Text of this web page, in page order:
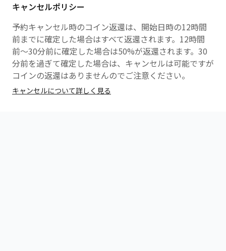
20分前にご来店をお願いいたします。
レッスン開始20分前を過ぎた場合は、受講不可となり
ますので、時間に余裕を持ってお越しください。
▼2回目以降のご来店のかた
※レッスン開始5分前までにチェックインをお願いいた
します。
※レッスン開始5分前を過ぎてのご参加はできませんの
キャンセルポリシー
予約キャンセル時のコイン返還は、開始日時の12時間
前までに確定した場合はすべて返還されます。12時間
前〜30分前に確定した場合は50%が返還されます。30
分前を過ぎて確定した場合は、キャンセルは可能ですが
コインの返還はありませんのでご注意ください。
キャンセルについて詳しく見る